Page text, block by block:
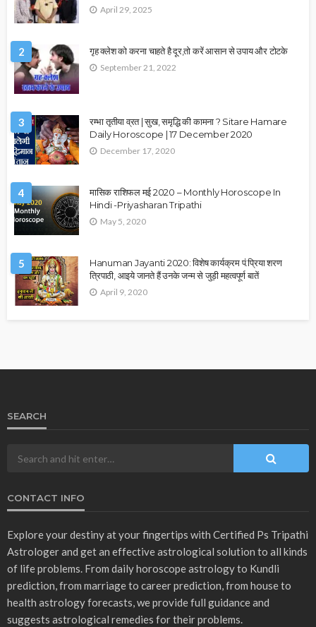
April 29, 2025
2 गृह क्लेश को करना चाहते है दूर,तो करें आसान से उपाय और टोटके
September 21, 2022
3
रम्भा तृतीया व्रत | सुख, समृद्धि की कामना ? Sitare Hamare
Daily Horoscope | 17 December 2020
December 17, 2020
4
मासिक राशिफल मई 2020 – Monthly Horoscope In
Hindi -Priyasharan Tripathi
May 5, 2020
5
Hanuman Jayanti 2020: विशेष कार्यक्रम पं.प्रिया शरण
त्रिपाठी, आइये जानते हैं उनके जन्म से जुड़ी महत्वपूर्ण बातें
April 9, 2020
SEARCH
CONTACT INFO
Explore your destiny at your fingertips with Certified Ps Tripathi
Astrologer and get an effective astrological solution to all kinds
of life problems. From daily horoscope astrology to Kundli
prediction, from marriage to career prediction, from house to
health astrology forecasts, we provide full guidance and
suggests astrological remedies for their problems.